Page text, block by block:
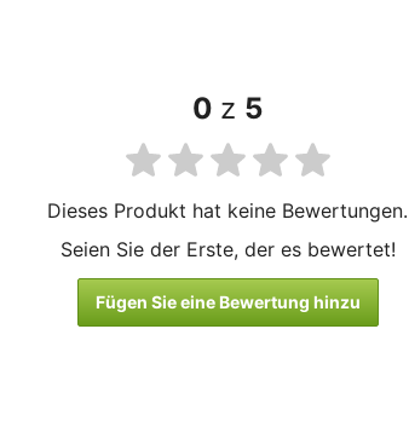
0 z 5
Dieses Produkt hat keine Bewertungen.
Seien Sie der Erste, der es bewertet!
Fügen Sie eine Bewertung hinzu